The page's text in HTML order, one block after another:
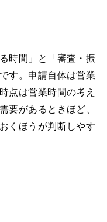
時間」と「審査・振
す。申請自体は営業
点は営業時間の考え
要があるときほど、
くほうが判断しやす